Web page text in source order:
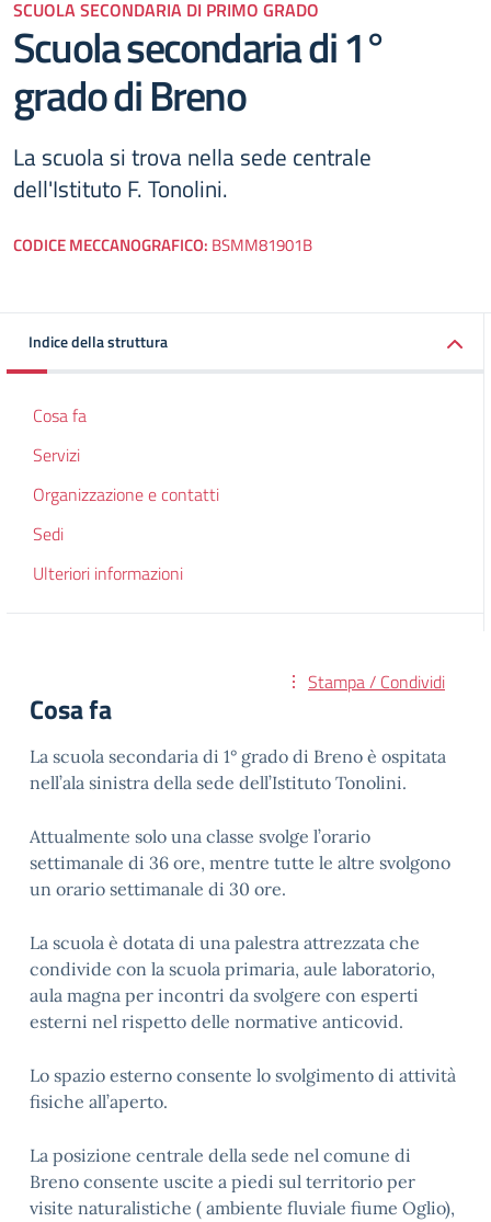
SCUOLA SECONDARIA DI PRIMO GRADO
Scuola secondaria di 1°
grado di Breno
La scuola si trova nella sede centrale
dell'Istituto F. Tonolini.
CODICE MECCANOGRAFICO: BSMM81901B
Indice della struttura
Cosa fa
Servizi
Organizzazione e contatti
Sedi
Ulteriori informazioni
Stampa / Condividi
Cosa fa
La scuola secondaria di 1° grado di Breno è ospitata
nell’ala sinistra della sede dell’Istituto Tonolini.
Attualmente solo una classe svolge l’orario
settimanale di 36 ore, mentre tutte le altre svolgono
un orario settimanale di 30 ore.
La scuola è dotata di una palestra attrezzata che
condivide con la scuola primaria, aule laboratorio,
aula magna per incontri da svolgere con esperti
esterni nel rispetto delle normative anticovid.
Lo spazio esterno consente lo svolgimento di attività
fisiche all’aperto.
La posizione centrale della sede nel comune di
Breno consente uscite a piedi sul territorio per
visite naturalistiche ( ambiente fluviale fiume Oglio),